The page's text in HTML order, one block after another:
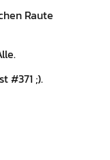
Raute
#371 ;).